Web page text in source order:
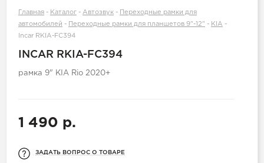
Главная - Каталог - Автозвук -
Переходные рамки для
автомобилей - Переходные рамки для планшетов 9"-12" - KIA -
Incar RKIA-FC394
INCAR RKIA-FC394
рамка 9" KIA Rio 2020+
1 490 р.
ЗАДАТЬ ВОПРОС О ТОВАРЕ